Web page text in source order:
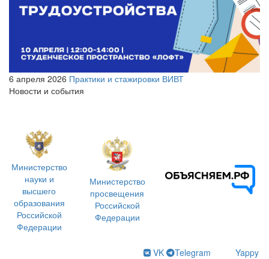
6 апреля 2026 Практики и стажировки ВИВТ
Новости и события
Министерство
науки и
высшего
образования
Российской
Федерации
Министерство
просвещения
Российской
Федерации
VK Telegram
Yappy